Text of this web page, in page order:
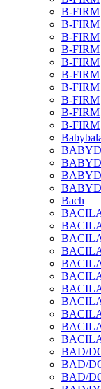
B-FIRM
B-FIRM
B-FIRM
B-FIRM
B-FIRM
B-FIRM
B-FIRM
B-FIRM
B-FIRM
B-FIRM
Bach
BAD/
BAD/
BAD/